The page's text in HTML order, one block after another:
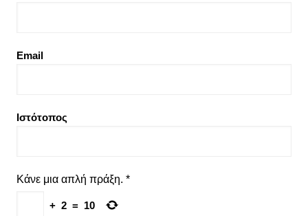
Email
Ιστότοπος
Κάνε μια απλή πράξη. *
+ 2 = 10